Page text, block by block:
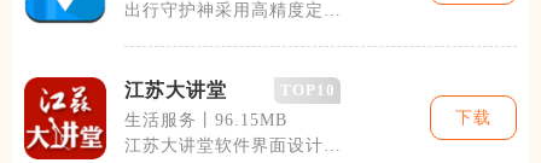
出行守护神采用高精度定位
江苏大讲堂
TOP10
生活服务丨96.15MB
江苏大讲堂软件界面设计友
下载